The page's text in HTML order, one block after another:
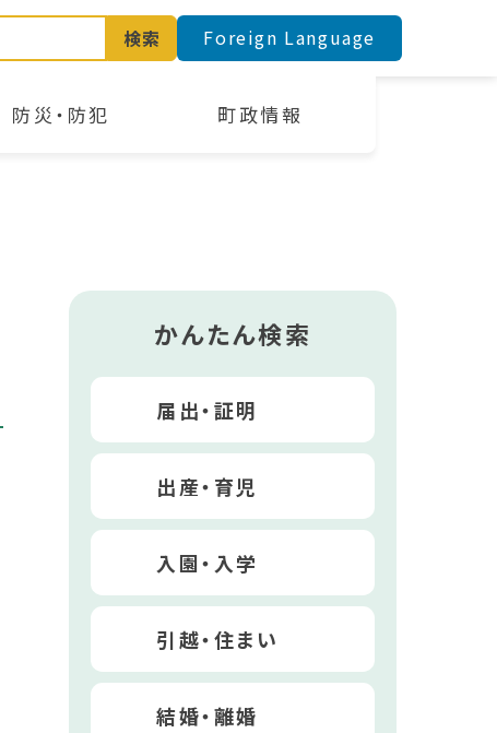
防災・防犯 町政情報
検索 Foreign Language
かんたん検索
届出・証明
出産・育児
入園・入学
引越・住まい
結婚・離婚